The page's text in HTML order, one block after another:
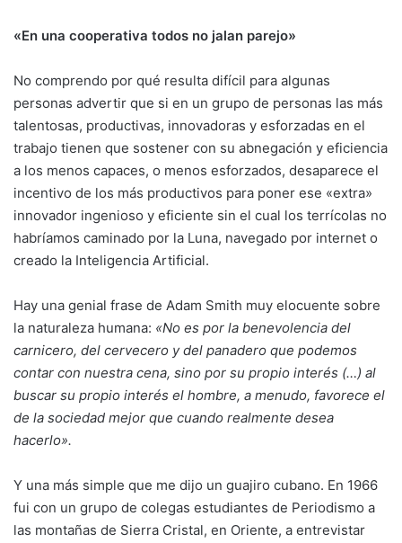
«En una cooperativa todos no jalan parejo»
No comprendo por qué resulta difícil para algunas
personas advertir que si en un grupo de personas las más
talentosas, productivas, innovadoras y esforzadas en el
trabajo tienen que sostener con su abnegación y eficiencia
a los menos capaces, o menos esforzados, desaparece el
incentivo de los más productivos para poner ese «extra»
innovador ingenioso y eficiente sin el cual los terrícolas no
habríamos caminado por la Luna, navegado por internet o
creado la Inteligencia Artificial.
Hay una genial frase de Adam Smith muy elocuente sobre
la naturaleza humana: «No es por la benevolencia del
carnicero, del cervecero y del panadero que podemos
contar con nuestra cena, sino por su propio interés (…) al
buscar su propio interés el hombre, a menudo, favorece el
de la sociedad mejor que cuando realmente desea
hacerlo».
Y una más simple que me dijo un guajiro cubano. En 1966
fui con un grupo de colegas estudiantes de Periodismo a
las montañas de Sierra Cristal, en Oriente, a entrevistar